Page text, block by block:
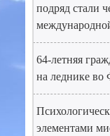
подряд стали
64-летняя
на леднике во
элементами